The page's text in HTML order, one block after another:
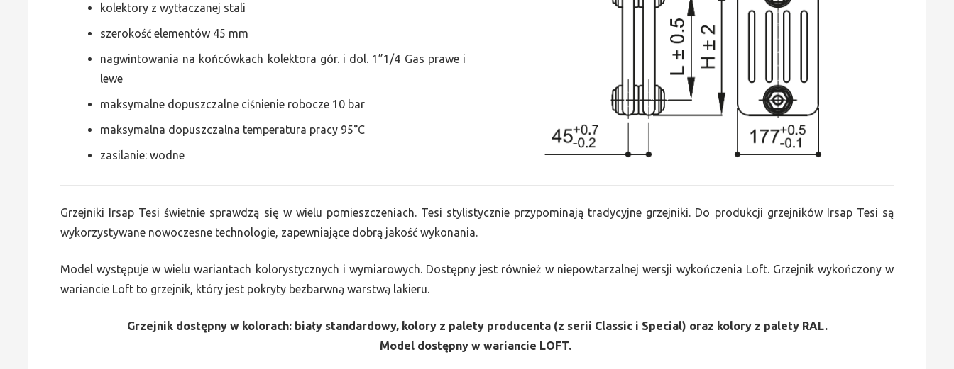
kolektory z wytłaczanej stali
szerokość elementów 45 mm
nagwintowania na końcówkach kolektora gór. i dol. 1”1/4 Gas prawe i
lewe
maksymalne dopuszczalne ciśnienie robocze 10 bar
maksymalna dopuszczalna temperatura pracy 95°C
zasilanie: wodne
Grzejniki Irsap Tesi świetnie sprawdzą się w wielu pomieszczeniach. Tesi stylistycznie przypominają tradycyjne grzejniki. Do produkcji grzejników Irsap Tesi są
wykorzystywane nowoczesne technologie, zapewniające dobrą jakość wykonania.
Model występuje w wielu wariantach kolorystycznych i wymiarowych. Dostępny jest również w niepowtarzalnej wersji wykończenia Loft. Grzejnik wykończony w
wariancie Loft to grzejnik, który jest pokryty bezbarwną warstwą lakieru.
Grzejnik dostępny w kolorach: biały standardowy, kolory z palety producenta (z serii Classic i Special) oraz kolory z palety RAL.
Model dostępny w wariancie LOFT.